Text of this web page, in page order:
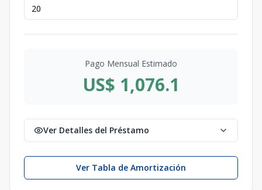
Pago Mensual Estimado
US$ 1,076.1
Ver Detalles del Préstamo
Ver Tabla de Amortización